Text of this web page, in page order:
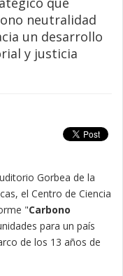
neutralidad
un desarrollo
y justicia
Gorbea de la
el Centro de Ciencia
"Carbono
para un país
de los 13 años de